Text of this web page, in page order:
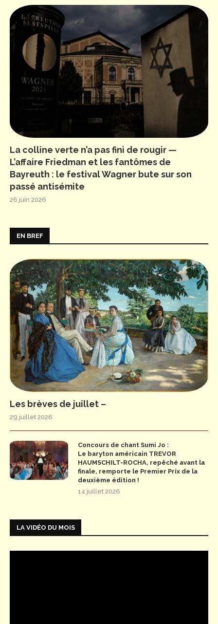
La colline verte n’a pas fini de rougir —
L’affaire Friedman et les fantômes de
Bayreuth : le festival Wagner bute sur son
passé antisémite
26 juin 2026
EN BREF
Les brèves de juillet –
29 juillet 2026
Concours de chant Sumi Jo :
Le baryton américain TREVOR
HAUMSCHILT-ROCHA, repêché avant la
finale, remporte le Premier Prix de la
deuxième édition !
14 juillet 2026
LA VIDÉO DU MOIS